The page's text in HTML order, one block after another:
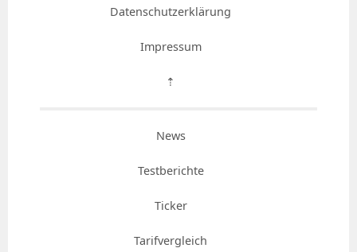
Datenschutzerklärung
Impressum
⇡
News
Testberichte
Ticker
Tarifvergleich